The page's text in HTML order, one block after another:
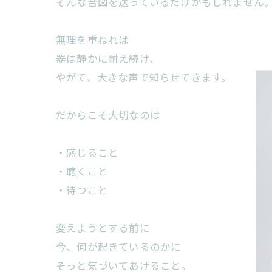
無理を重ねれば
器は静かに耐え続け、
やがて、大きな声で知らせてきます。
だからこそ大切なのは
・感じること
・聴くこと
・待つこと
変えようとする前に
今、何が起きているのかに
そっと気づいてあげること。